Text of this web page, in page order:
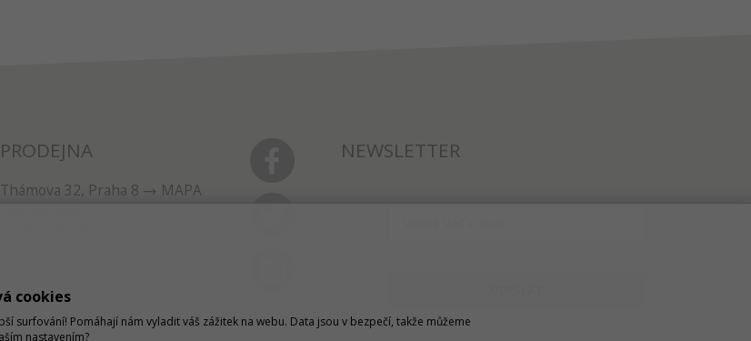
PRODEJNA
Thámova 32, Praha 8
MAPA
NEWSLETTER
cookies
surfování! Pomáhají nám vyladit váš zážitek na webu. Data jsou v bezpečí, takže můžeme
nastavením?